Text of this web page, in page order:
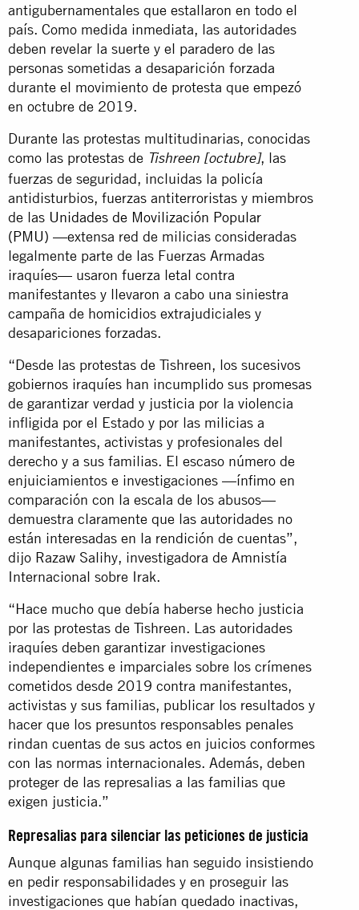
antigubernamentales que estallaron en todo el
país. Como medida inmediata, las autoridades
deben revelar la suerte y el paradero de las
personas sometidas a desaparición forzada
durante el movimiento de protesta que empezó
en octubre de 2019.
Durante las protestas multitudinarias, conocidas
como las protestas de Tishreen [octubre], las
fuerzas de seguridad, incluidas la policía
antidisturbios, fuerzas antiterroristas y miembros
de las Unidades de Movilización Popular
(PMU) —extensa red de milicias consideradas
legalmente parte de las Fuerzas Armadas
iraquíes— usaron fuerza letal contra
manifestantes y llevaron a cabo una siniestra
campaña de homicidios extrajudiciales y
desapariciones forzadas.
“Desde las protestas de Tishreen, los sucesivos
gobiernos iraquíes han incumplido sus promesas
de garantizar verdad y justicia por la violencia
infligida por el Estado y por las milicias a
manifestantes, activistas y profesionales del
derecho y a sus familias. El escaso número de
enjuiciamientos e investigaciones —ínfimo en
comparación con la escala de los abusos—
demuestra claramente que las autoridades no
están interesadas en la rendición de cuentas”,
dijo Razaw Salihy, investigadora de Amnistía
Internacional sobre Irak.
“Hace mucho que debía haberse hecho justicia
por las protestas de Tishreen. Las autoridades
iraquíes deben garantizar investigaciones
independientes e imparciales sobre los crímenes
cometidos desde 2019 contra manifestantes,
activistas y sus familias, publicar los resultados y
hacer que los presuntos responsables penales
rindan cuentas de sus actos en juicios conformes
con las normas internacionales. Además, deben
proteger de las represalias a las familias que
exigen justicia.”
Represalias para silenciar las peticiones de justicia
Aunque algunas familias han seguido insistiendo
en pedir responsabilidades y en proseguir las
investigaciones que habían quedado inactivas,